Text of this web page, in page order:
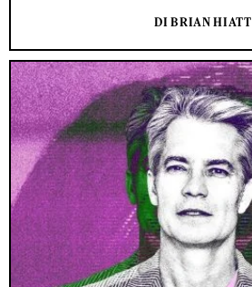
DI BRIAN HIATT